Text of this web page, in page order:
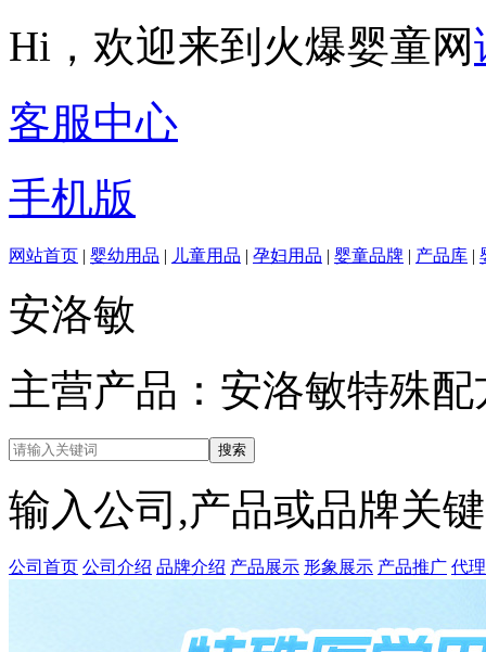
Hi，欢迎来到火爆婴童网
客服中心
手机版
网站首页 | 婴幼用品 | 儿童用品 | 孕妇用品 | 婴童品牌 | 产品库 |
安洛敏
主营产品：安洛敏特殊
输入公司,产品或品牌关
公司首页 公司介绍 品牌介绍 产品展示 形象展示 产品推广 代